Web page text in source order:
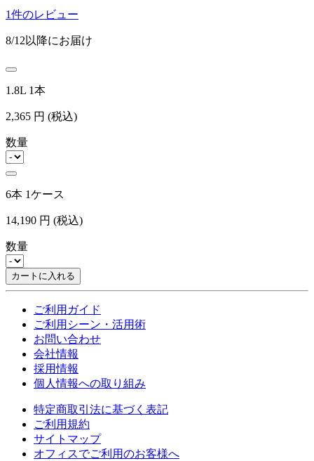
1件のレビュー
8/12以降にお届け
1.8L 1本
2,365 円 (税込)
数量
6本 1ケース
14,190 円 (税込)
数量
カートに入れる
ご利用ガイド
ご利用シーン・活用術
お問い合わせ
会社情報
採用情報
個人情報への取り組み
特定商取引法に基づく表記
ご利用規約
サイトマップ
オフィスでご利用のお客様へ